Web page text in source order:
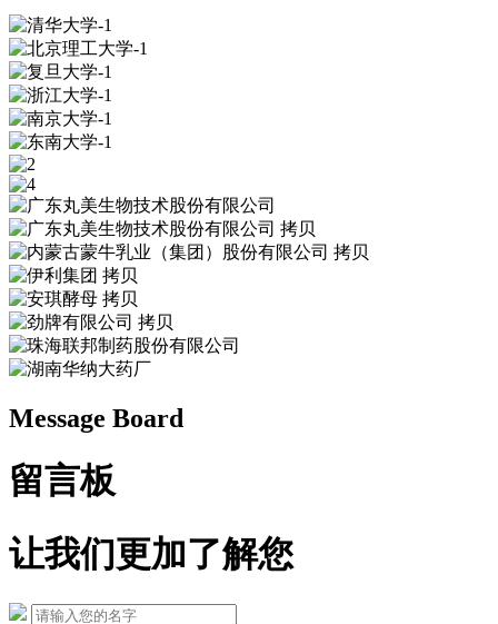
Message Board
留言板
让我们更加了解您